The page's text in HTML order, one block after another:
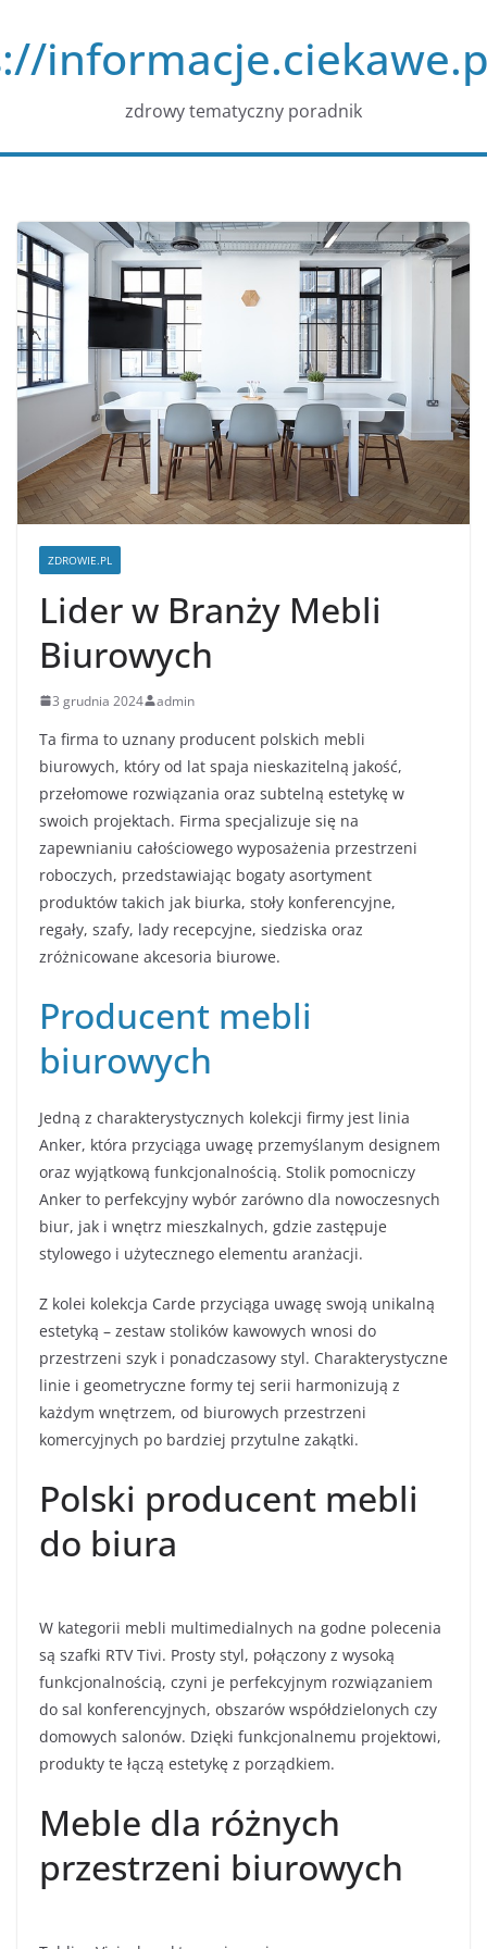
treści
zdrowy tematyczny poradnik
ZDROWIE.PL
Lider w Branży Mebli
Biurowych
3 grudnia 2024 admin
Ta firma to uznany producent polskich mebli
biurowych, który od lat spaja nieskazitelną jakość,
przełomowe rozwiązania oraz subtelną estetykę w
swoich projektach. Firma specjalizuje się na
zapewnianiu całościowego wyposażenia przestrzeni
roboczych, przedstawiając bogaty asortyment
produktów takich jak biurka, stoły konferencyjne,
regały, szafy, lady recepcyjne, siedziska oraz
zróżnicowane akcesoria biurowe.
Producent mebli
biurowych
Jedną z charakterystycznych kolekcji firmy jest linia
Anker, która przyciąga uwagę przemyślanym designem
oraz wyjątkową funkcjonalnością. Stolik pomocniczy
Anker to perfekcyjny wybór zarówno dla nowoczesnych
biur, jak i wnętrz mieszkalnych, gdzie zastępuje
stylowego i użytecznego elementu aranżacji.
Z kolei kolekcja Carde przyciąga uwagę swoją unikalną
estetyką – zestaw stolików kawowych wnosi do
przestrzeni szyk i ponadczasowy styl. Charakterystyczne
linie i geometryczne formy tej serii harmonizują z
każdym wnętrzem, od biurowych przestrzeni
komercyjnych po bardziej przytulne zakątki.
Polski producent mebli
do biura
W kategorii mebli multimedialnych na godne polecenia
są szafki RTV Tivi. Prosty styl, połączony z wysoką
funkcjonalnością, czyni je perfekcyjnym rozwiązaniem
do sal konferencyjnych, obszarów współdzielonych czy
domowych salonów. Dzięki funkcjonalnemu projektowi,
produkty te łączą estetykę z porządkiem.
Meble dla różnych
przestrzeni biurowych